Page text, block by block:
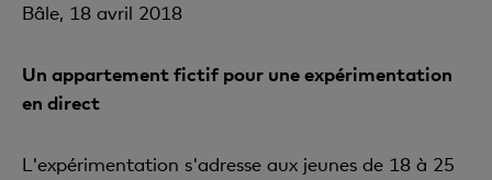
Bâle, 18 avril 2018
Un appartement fictif pour une expérimentation
en direct
L'expérimentation s'adresse aux jeunes de 18 à 25